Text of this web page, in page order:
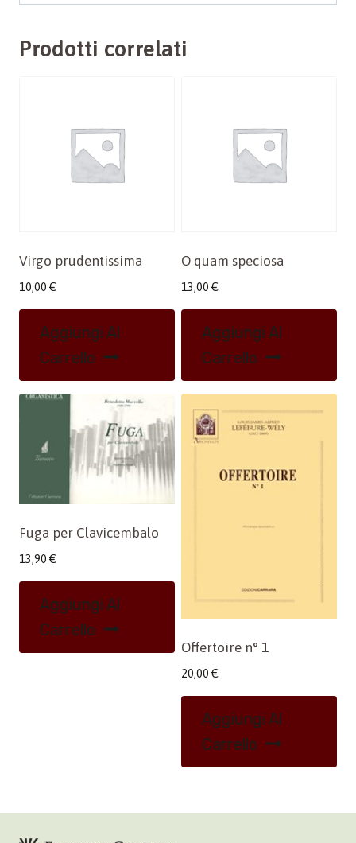
Prodotti correlati
Virgo prudentissima
10,00 €
Aggiungi Al
Carrello
O quam speciosa
13,00 €
Aggiungi Al
Carrello
Fuga per Clavicembalo
13,90 €
Aggiungi Al
Carrello
Offertoire n° 1
20,00 €
Aggiungi Al
Carrello